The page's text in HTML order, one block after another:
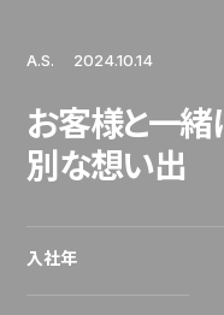
A.S. 2024.10.14
お客様と一緒
別な想い出
入社年